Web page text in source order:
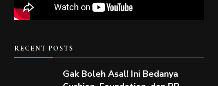
RECENT POSTS
Gak Boleh Asal! Ini Bedanya